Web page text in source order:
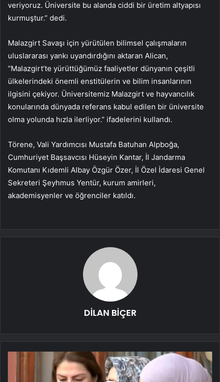
veriyoruz. Üniversite bu alanda ciddi bir üretim altyapısı
kurmuştur.” dedi.
Malazgirt Savaşı için yürütülen bilimsel çalışmaların
uluslararası yankı uyandırdığını aktaran Alican,
“Malazgirt’te yürüttüğümüz faaliyetler dünyanın çeşitli
ülkelerindeki önemli enstitülerin ve bilim insanlarının
ilgisini çekiyor. Üniversitemiz Malazgirt ve hayvancılık
konularında dünyada referans kabul edilen bir üniversite
olma yolunda hızla ilerliyor.” ifadelerini kullandı.
Törene, Vali Yardımcısı Mustafa Batuhan Alpboğa,
Cumhuriyet Başsavcısı Hüseyin Kantar, İl Jandarma
Komutanı Kıdemli Albay Özgür Özer, İl Özel İdaresi Genel
Sekreteri Şeyhmus Yentür, kurum amirleri,
akademisyenler ve öğrenciler katıldı.
DİLAN BİÇER